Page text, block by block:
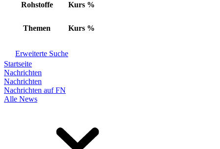
Rohstoffe Kurs %
Themen Kurs %
Erweiterte Suche
Startseite
Nachrichten
Nachrichten
Nachrichten auf FN
Alle News